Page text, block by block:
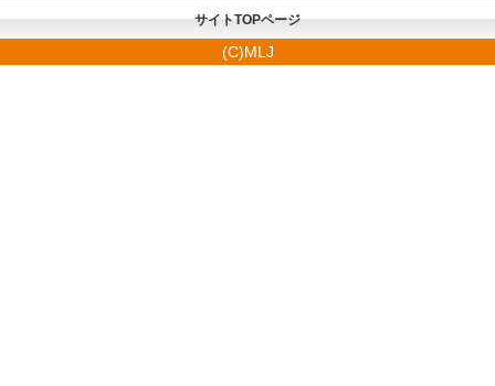
サイトTOPページ
(C)MLJ